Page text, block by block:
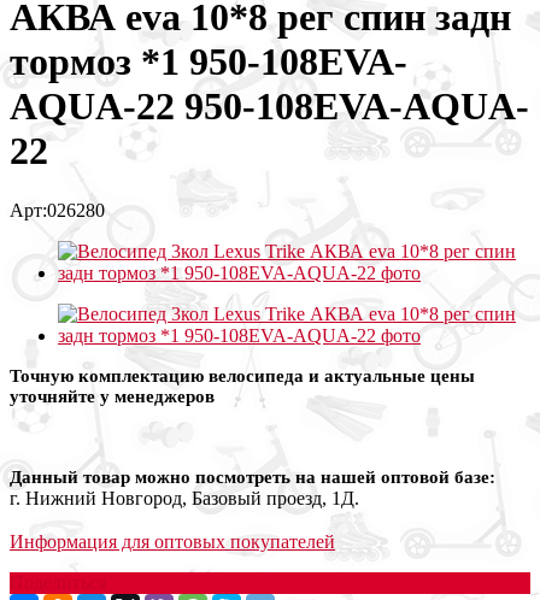
АКВА eva 10*8 рег спин задн
тормоз *1 950-108EVA-
AQUA-22 950-108EVA-AQUA-
22
Арт:026280
Точную комплектацию велосипеда и актуальные цены
уточняйте у менеджеров
Данный товар можно посмотреть на нашей оптовой базе:
г. Нижний Новгород, Базовый проезд, 1Д.
Информация для оптовых покупателей